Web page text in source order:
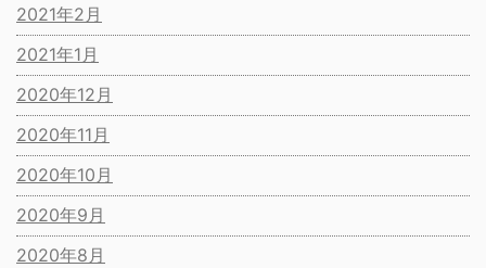
2021年2月
2021年1月
2020年12月
2020年11月
2020年10月
2020年9月
2020年8月